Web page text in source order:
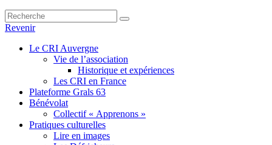
Revenir
Le CRI Auvergne
Vie de l’association
Historique et expériences
Les CRI en France
Plateforme Grals 63
Bénévolat
Collectif « Apprenons »
Pratiques culturelles
Lire en images